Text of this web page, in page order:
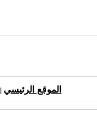
الموقع الرئيسي